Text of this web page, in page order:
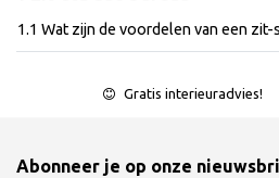
1.1 Wat zijn de voordelen van een
Gratis interieuradvies!
Abonneer je op onze